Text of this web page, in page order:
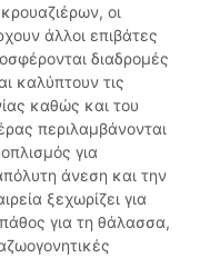
οι
άλλοι επιβάτες
διαδρομές
καλύπτουν τις
καθώς και του
περιλαμβάνονται
για
άνεση και την
ξεχωρίζει για
για τη θάλασσα,